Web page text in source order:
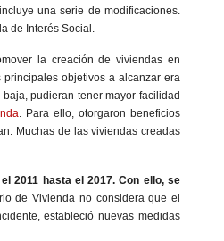
una serie de modificaciones.
de Interés Social.
la creación de viviendas en
objetivos a alcanzar era
pudieran tener mayor facilidad
. Para ello, otorgaron beneficios
Muchas de las viviendas creadas
2011 hasta el 2017. Con ello, se
de Vivienda no considera que el
estableció nuevas medidas